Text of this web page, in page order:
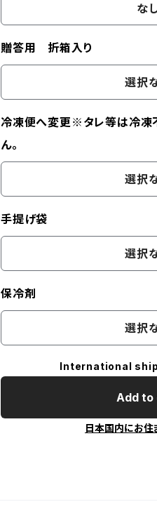
な
贈答用 折箱入り
選択
冷凍便へ変更※タレ等は冷凍
ん。
選択
手提げ袋
選択
保冷剤
選択
International
Add
日本国内にお住